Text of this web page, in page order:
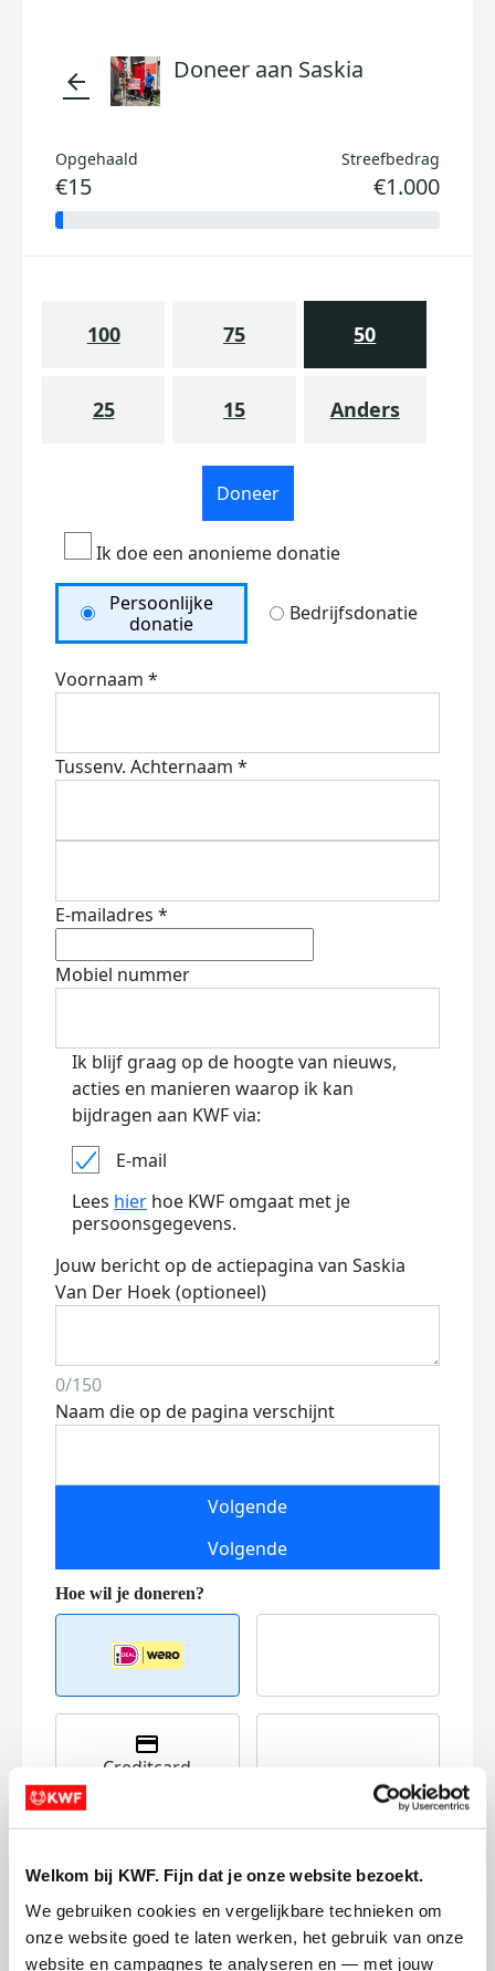
Welkom bij KWF. Fijn dat je onze website bezoekt.
We gebruiken cookies en vergelijkbare technieken om
onze website goed te laten werken, het gebruik van onze
website en campagnes te analyseren en — met jouw
arrow_back Doneer aan Saskia
Opgehaald
€15
Streefbedrag
€1.000
100 75 50
25 15 Anders
Doneer
Ik doe een anonieme donatie
Persoonlijke
donatie
Bedrijfsdonatie
Voornaam *
Tussenv. Achternaam *
E-mailadres *
Mobiel nummer
Ik blijf graag op de hoogte van nieuws,
acties en manieren waarop ik kan
bijdragen aan KWF via:
E-mail
Lees hier hoe KWF omgaat met je
persoonsgegevens.
Jouw bericht op de actiepagina van Saskia
Van Der Hoek (optioneel)
0/150
Naam die op de pagina verschijnt
Volgende
Volgende
Creditcard
Referentie